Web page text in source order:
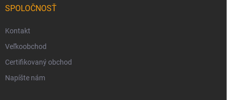
SPOLOČNOSŤ
Kontakt
Veľkoobchod
Certifikovaný obchod
Napíšte nám